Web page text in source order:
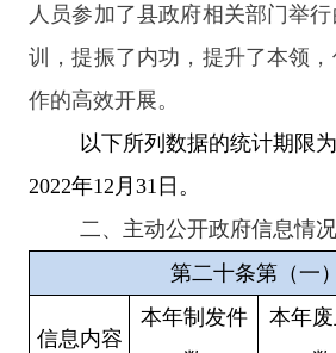
人员参加了县政府相关部门举
训，提振了内功，提升了本领
作的高效开展。
以下所列数据的统计期限为
2022年12月31日。
二、主动公开政府信息情况
第二十条第（一
信息内容
本年制发件
本年